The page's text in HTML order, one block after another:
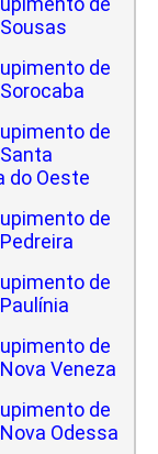
de
de
do Oeste
de
de
de
Veneza
de
Odessa